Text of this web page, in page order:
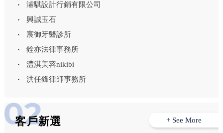
濬騏設計行銷有限公司
興誠玉石
宸御牙醫診所
銓亦法律事務所
澧淇美容nikibi
洪任鋒律師事務所
客戶新選 + See More